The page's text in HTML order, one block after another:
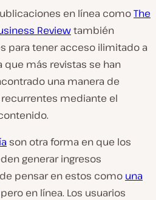
en línea comoThe
Reviewtambién
para tener acceso ilimitado a
más revistas se han
una manera de
mediante el
son otra forma en que los
generar ingresos
pensar en estos como una
en línea. Los usuarios